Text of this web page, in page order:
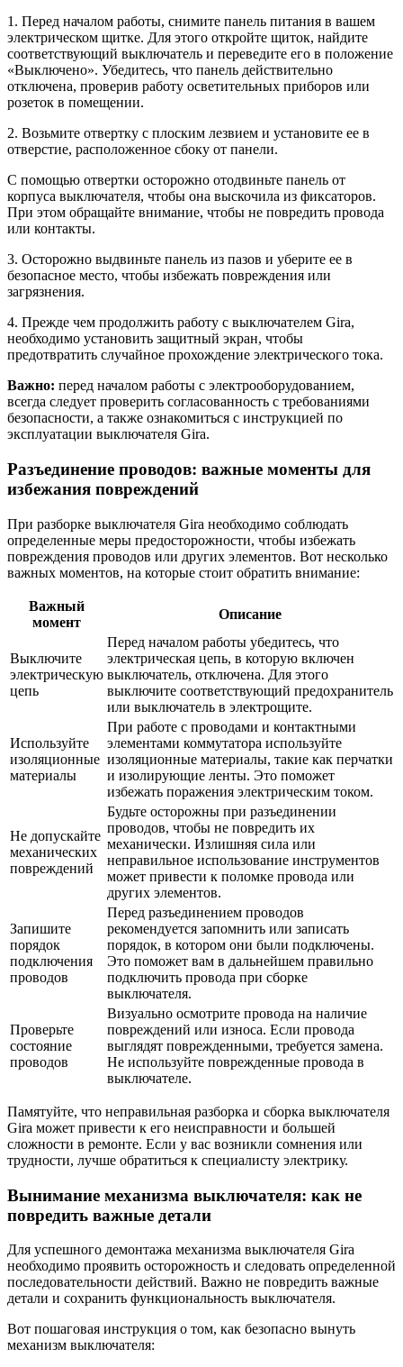
1. Перед началом работы, снимите панель питания в вашем
электрическом щитке. Для этого откройте щиток, найдите
соответствующий выключатель и переведите его в положение
«Выключено». Убедитесь, что панель действительно
отключена, проверив работу осветительных приборов или
розеток в помещении.
2. Возьмите отвертку с плоским лезвием и установите ее в
отверстие, расположенное сбоку от панели.
С помощью отвертки осторожно отодвиньте панель от
корпуса выключателя, чтобы она выскочила из фиксаторов.
При этом обращайте внимание, чтобы не повредить провода
или контакты.
3. Осторожно выдвиньте панель из пазов и уберите ее в
безопасное место, чтобы избежать повреждения или
загрязнения.
4. Прежде чем продолжить работу с выключателем Gira,
необходимо установить защитный экран, чтобы
предотвратить случайное прохождение электрического тока.
Важно: перед началом работы с электрооборудованием,
всегда следует проверить согласованность с требованиями
безопасности, а также ознакомиться с инструкцией по
эксплуатации выключателя Gira.
Разъединение проводов: важные моменты для
избежания повреждений
При разборке выключателя Gira необходимо соблюдать
определенные меры предосторожности, чтобы избежать
повреждения проводов или других элементов. Вот несколько
важных моментов, на которые стоит обратить внимание:
Важный
момент
Описание
Выключите
электрическую
цепь
Перед началом работы убедитесь, что
электрическая цепь, в которую включен
выключатель, отключена. Для этого
выключите соответствующий предохранитель
или выключатель в электрощите.
Используйте
изоляционные
материалы
При работе с проводами и контактными
элементами коммутатора используйте
изоляционные материалы, такие как перчатки
и изолирующие ленты. Это поможет
избежать поражения электрическим током.
Не допускайте
механических
повреждений
Будьте осторожны при разъединении
проводов, чтобы не повредить их
механически. Излишняя сила или
неправильное использование инструментов
может привести к поломке провода или
других элементов.
Запишите
порядок
подключения
проводов
Перед разъединением проводов
рекомендуется запомнить или записать
порядок, в котором они были подключены.
Это поможет вам в дальнейшем правильно
подключить провода при сборке
выключателя.
Проверьте
состояние
проводов
Визуально осмотрите провода на наличие
повреждений или износа. Если провода
выглядят поврежденными, требуется замена.
Не используйте поврежденные провода в
выключателе.
Памятуйте, что неправильная разборка и сборка выключателя
Gira может привести к его неисправности и большей
сложности в ремонте. Если у вас возникли сомнения или
трудности, лучше обратиться к специалисту электрику.
Вынимание механизма выключателя: как не
повредить важные детали
Для успешного демонтажа механизма выключателя Gira
необходимо проявить осторожность и следовать определенной
последовательности действий. Важно не повредить важные
детали и сохранить функциональность выключателя.
Вот пошаговая инструкция о том, как безопасно вынуть
механизм выключателя: